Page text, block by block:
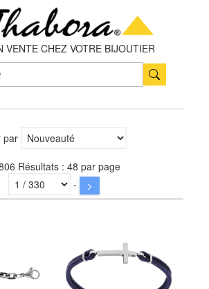
VENTE CHEZ VOTRE BIJOUTIER
par
Résultats : 48 par page
-
>